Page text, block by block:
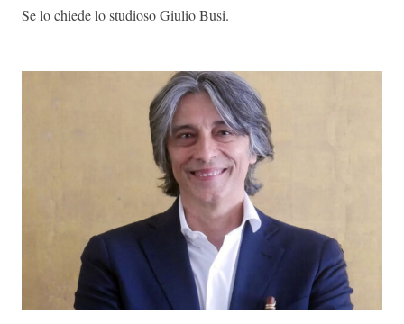
Se lo chiede lo studioso Giulio Busi.